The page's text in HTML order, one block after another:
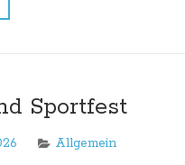
Sportfest
Allgemein